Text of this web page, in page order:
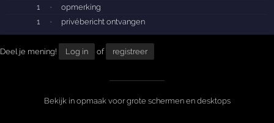
1
·
opmerking
1
· privébericht ontvangen
Deel je mening! Log in of registreer
Bekijk in opmaak voor grote schermen en desktops